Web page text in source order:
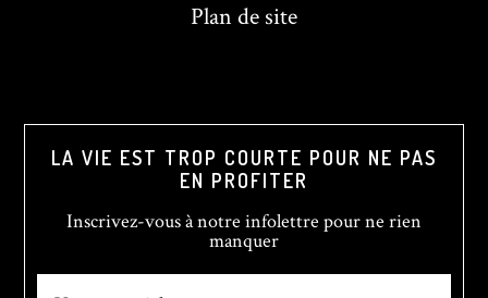
Plan de site
LA VIE EST TROP COURTE POUR NE PAS
EN PROFITER
Inscrivez-vous à notre infolettre pour ne rien
manquer